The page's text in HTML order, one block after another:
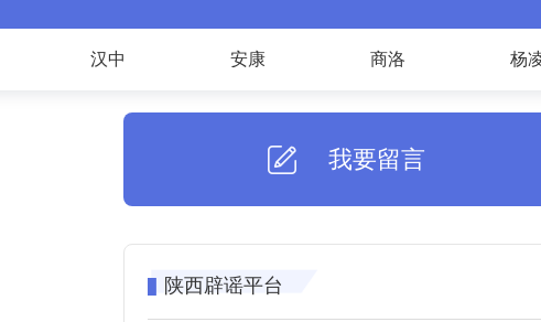
汉中 安康 商洛 杨
我要留言
陕西辟谣平台